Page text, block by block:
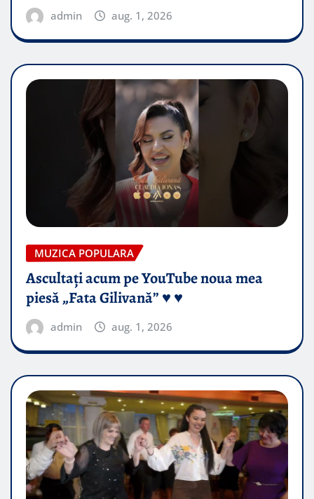
admin aug. 1, 2026
MUZICA POPULARA
Ascultați acum pe YouTube noua mea
piesă „Fata Gilivană” ♥️ ♥️
admin aug. 1, 2026